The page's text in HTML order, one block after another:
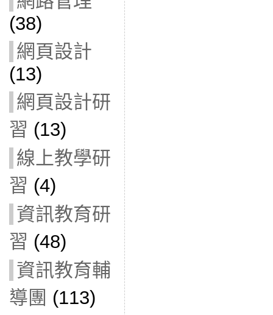
(38)
網頁設計
(13)
網頁設計研
習 (13)
線上教學研
習 (4)
資訊教育研
習 (48)
資訊教育輔
導團 (113)